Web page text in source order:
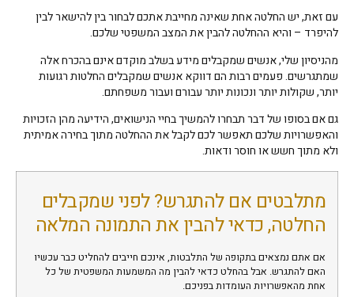
עם זאת, יש החלטה אחת שאינה מחייבת אתכם לבחור בין להישאר לבין
להיפרד – והיא ההחלטה להבין את המצב המשפטי שלכם.
מהניסיון שלי, אנשים שמקבלים מידע בשלב מוקדם אינם בהכרח אלה
שמתגרשים. פעמים רבות הם דווקא אנשים שמקבלים החלטות רגועות
יותר, שקולות יותר ונכונות יותר עבורם ועבור משפחתם.
גם אם בסופו של דבר תבחרו להמשיך בחיי הנישואים, הידיעה מהן הזכויות
והאפשרויות שלכם תאפשר לכם לקבל את ההחלטה מתוך בחירה אמיתית
ולא מתוך חשש או חוסר ודאות.
מתלבטים אם להתגרש? לפני שמקבלים
החלטה, כדאי להבין את התמונה המלאה
אם אתם נמצאים בתקופה של התלבטות, אינכם חייבים להחליט כבר עכשיו
האם להתגרש. אבל בהחלט כדאי להבין מה המשמעות המשפטית של כל
אחת מהאפשרויות העומדות בפניכם.